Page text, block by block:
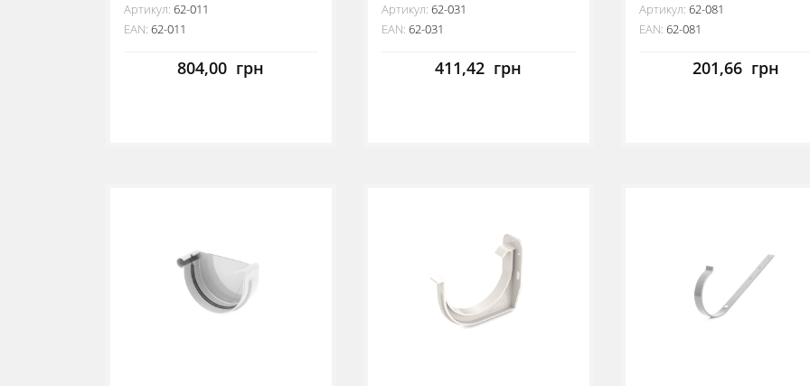
Артикул: 62-011
EAN: 62-011
804,00 грн
Артикул: 62-031
EAN: 62-031
411,42 грн
Артикул: 62-081
EAN: 62-081
201,66 грн